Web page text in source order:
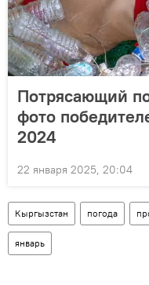
Потрясающий
фото
2024
22 января 2025, 20:04
Кыргызстан погода
январь